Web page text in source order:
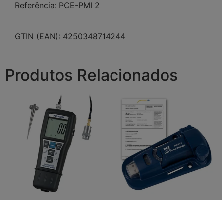
Referência: PCE-PMI 2
GTIN (EAN): 4250348714244
Produtos Relacionados